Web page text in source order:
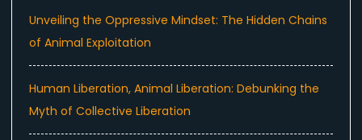
Unveiling the Oppressive Mindset: The Hidden Chains
of Animal Exploitation
Human Liberation, Animal Liberation: Debunking the
Myth of Collective Liberation